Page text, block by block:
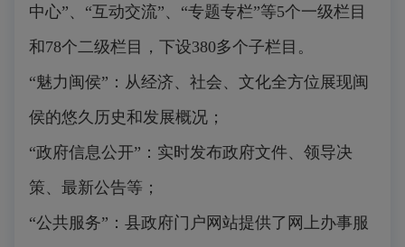
中心”、“互动交流”、“专题专栏”等5个一级栏目
和78个二级栏目，下设380多个子栏目。
“魅力闽侯”：从经济、社会、文化全方位展现闽
侯的悠久历史和发展概况；
“政府信息公开”：实时发布政府文件、领导决
策、最新公告等；
“公共服务”：县政府门户网站提供了网上办事服